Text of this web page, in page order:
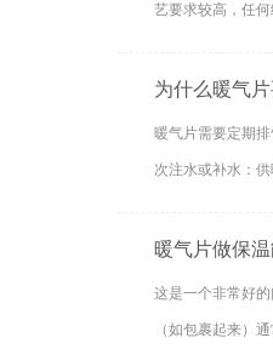
艺要求较高，任
为什么暖气
暖气片需要定期排气
次注水或补水：
暖气片做保
这是一个非常好
（如包裹起来）